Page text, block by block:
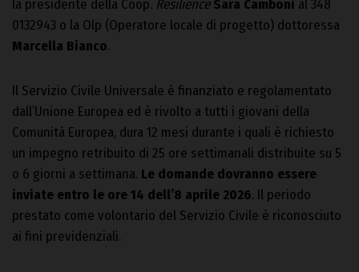
la presidente della Coop. Resilience Sara Camboni al 348
0132943 o la Olp (Operatore locale di progetto) dottoressa
Marcella Bianco.
Il Servizio Civile Universale è finanziato e regolamentato
dall’Unione Europea ed è rivolto a tutti i giovani della
Comunità Europea, dura 12 mesi durante i quali è richiesto
un impegno retribuito di 25 ore settimanali distribuite su 5
o 6 giorni a settimana. Le domande dovranno essere
inviate entro le ore 14 dell’8 aprile 2026. Il periodo
prestato come volontario del Servizio Civile è riconosciuto
ai fini previdenziali.